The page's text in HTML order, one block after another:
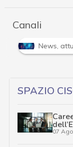
Canali
Attacchi
SPAZIO
07